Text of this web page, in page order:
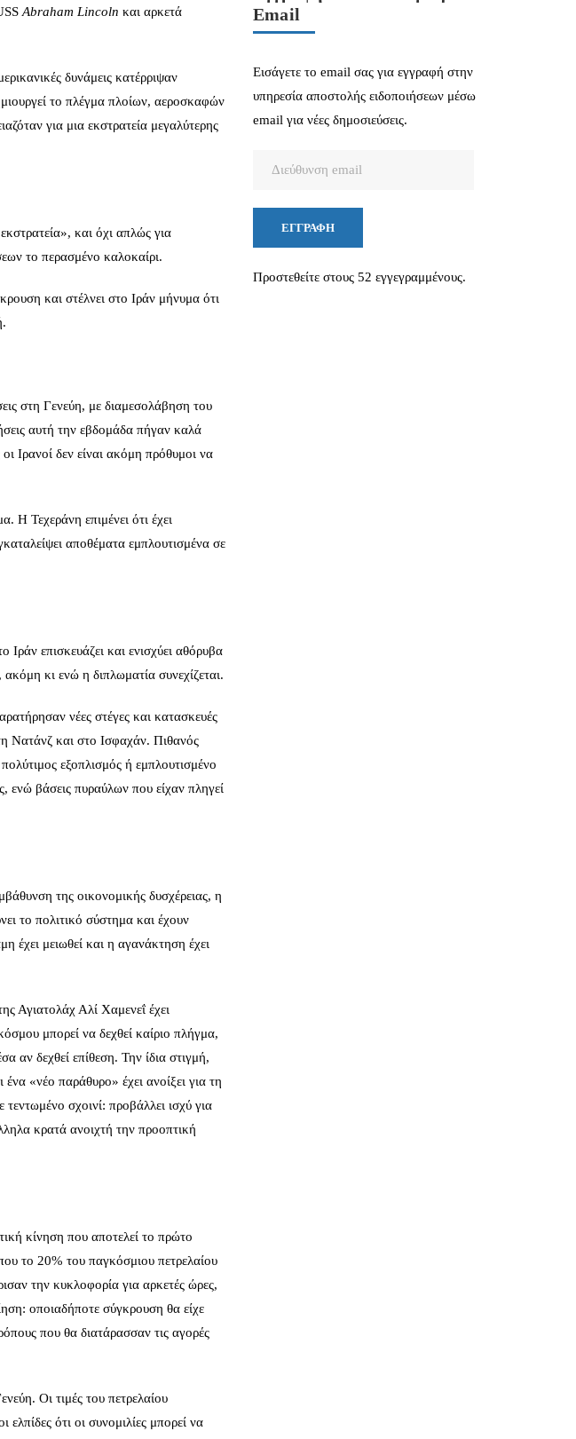
Abraham Lincoln και αρκετά
δυνάμεις κατέρριψαν
το πλέγμα πλοίων, αεροσκαφών
για μια εκστρατεία μεγαλύτερης
και όχι απλώς για
το περασμένο καλοκαίρι.
και στέλνει στο Ιράν μήνυμα ότι
στη Γενεύη, με διαμεσολάβηση του
αυτή την εβδομάδα πήγαν καλά
Ιρανοί δεν είναι ακόμη πρόθυμοι να
Η Τεχεράνη επιμένει ότι έχει
αποθέματα εμπλουτισμένα σε
επισκευάζει και ενισχύει αθόρυβα
κι ενώ η διπλωματία συνεχίζεται.
νέες στέγες και κατασκευές
Νατάνζ και στο Ισφαχάν. Πιθανός
εξοπλισμός ή εμπλουτισμένο
ενώ βάσεις πυραύλων που είχαν πληγεί
της οικονομικής δυσχέρειας, η
το πολιτικό σύστημα και έχουν
έχει μειωθεί και η αγανάκτηση έχει
Αγιατολάχ Αλί Χαμενεΐ έχει
μπορεί να δεχθεί καίριο πλήγμα,
αν δεχθεί επίθεση. Την ίδια στιγμή,
«νέο παράθυρο» έχει ανοίξει για τη
σχοινί: προβάλλει ισχύ για
κρατά ανοιχτή την προοπτική
κίνηση που αποτελεί το πρώτο
το 20% του παγκόσμιου πετρελαίου
την κυκλοφορία για αρκετές ώρες,
οποιαδήποτε σύγκρουση θα είχε
που θα διατάρασσαν τις αγορές
Οι τιμές του πετρελαίου
ότι οι συνομιλίες μπορεί να
Email
Εισάγετε το email σας για εγγραφή στην
υπηρεσία αποστολής ειδοποιήσεων μέσω
email για νέες δημοσιεύσεις.
ΕΓΓΡΑΦΉ
Προστεθείτε στους 52 εγγεγραμμένους.